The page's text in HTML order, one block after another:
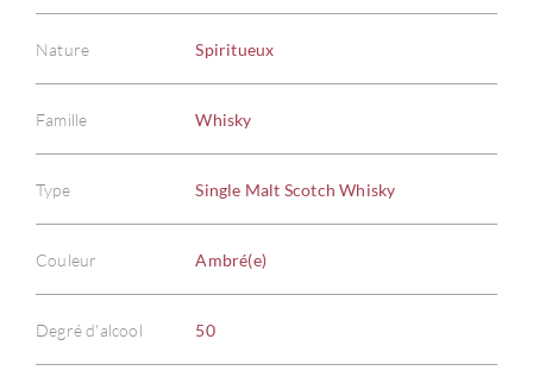
Nature Spiritueux
Famille Whisky
Type Single Malt Scotch Whisky
Couleur Ambré(e)
Degré d'alcool 50